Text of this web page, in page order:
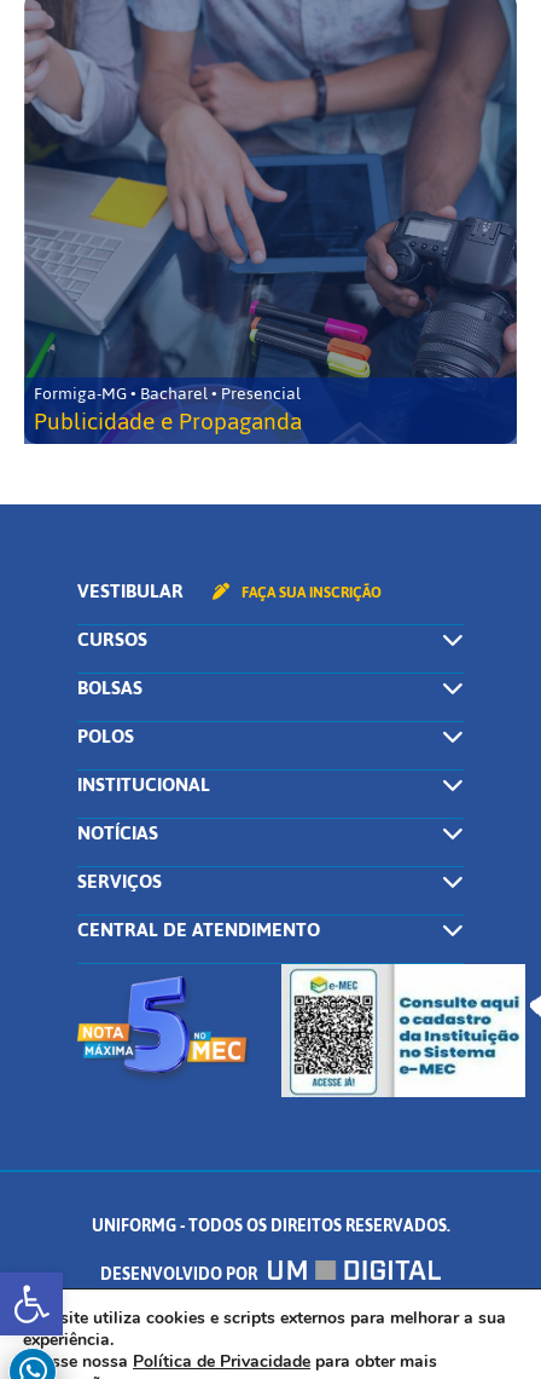
Abrir a barra de ferramentas
Formiga-MG • Bacharel • Presencial
Publicidade e Propaganda
VESTIBULAR FAÇA SUA INSCRIÇÃO
CURSOS
BOLSAS
POLOS
INSTITUCIONAL
NOTÍCIAS
SERVIÇOS
CENTRAL DE ATENDIMENTO
UNIFORMG - TODOS OS DIREITOS RESERVADOS.
DESENVOLVIDO POR
AV. DR. ARNALDO DE SENNA, 328 - PALMEIRAS, FORMIGA/MG - CEP:
35.574.530
Este site utiliza cookies e scripts externos para melhorar a sua
experiência.
Acesse nossa Política de Privacidade para obter mais